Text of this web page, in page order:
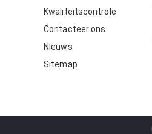
Kwaliteitscontrole
Contacteer ons
Nieuws
Sitemap